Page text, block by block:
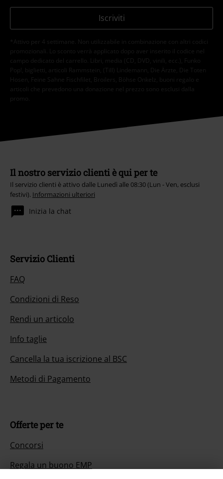
Iscriviti
*Attivo per 4 settimane. Non utilizzabile in combinazione con altri codici
promozionali. Lo sconto verrà applicato dopo aver inserito il codice nel
campo dedicato del carrello. Libri, media (CD, DVD, vinili, ecc.), Funko
Pop!, biglietti, articoli Rammstein, (Till) Lindemann, Die Ärzte, Die Toten
Hosen, Feine Sahne Fischfilet, Broilers, Böhse Onkelz, buoni regalo e
articoli che prevedono una donazione nel prezzo sono esclusi dalla
promo.
Il nostro servizio clienti è qui per te
Il servizio clienti è attivo dalle Lunedì alle 08:30 (Lun - Ven, esclusi
festivi). Informazioni ulteriori
Inizia la chat
Servizio Clienti
FAQ
Condizioni di Reso
Rendi un articolo
Info taglie
Cancella la tua iscrizione al BSC
Metodi di Pagamento
Offerte per te
Concorsi
Regala un buono EMP